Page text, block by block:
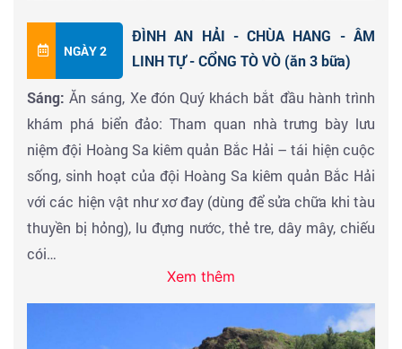
NGÀY 2
ĐÌNH AN HẢI - CHÙA HANG - ÂM
LINH TỰ - CỔNG TÒ VÒ (ăn 3 bữa)
Sáng: Ăn sáng, Xe đón Quý khách bắt đầu hành trình
khám phá biển đảo: Tham quan nhà trưng bày lưu
niệm đội Hoàng Sa kiêm quản Bắc Hải – tái hiện cuộc
sống, sinh hoạt của đội Hoàng Sa kiêm quản Bắc Hải
với các hiện vật như xơ đay (dùng để sửa chữa khi tàu
thuyền bị hỏng), lu đựng nước, thẻ tre, dây mây, chiếu
cói…
Đặc biệt là mô hình thuyền câu, phương tiện đi biển
của đội Hoàng Sa do nghệ nhân Võ Hiển Đạt phục
Xem thêm